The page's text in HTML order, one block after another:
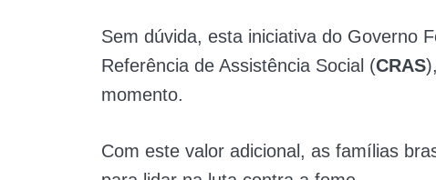
Sem dúvida, esta iniciativa do Governo
Referência de Assistência Social (CRAS
momento.
Com este valor adicional, as famílias